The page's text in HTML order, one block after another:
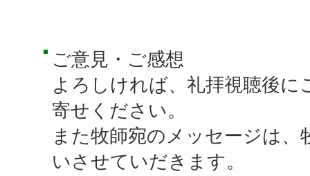
ご意見・ご感想
よろしければ、礼拝視聴後に
寄せください。
また牧師宛のメッセージは、
いさせていだきます。